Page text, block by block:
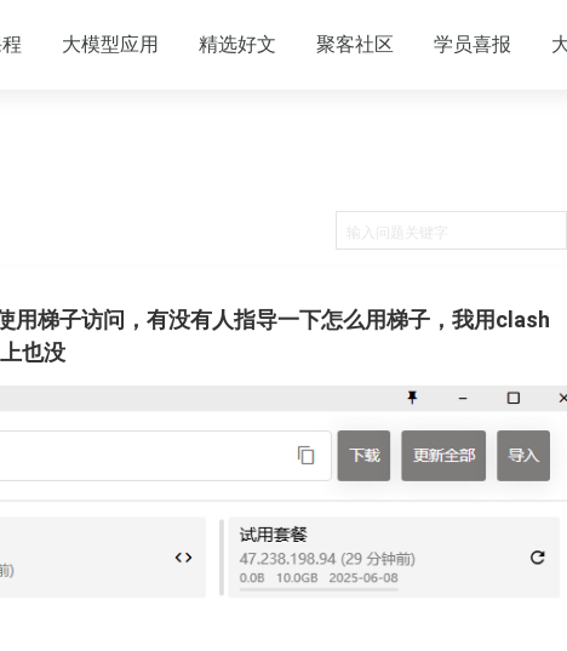
大模型应用 精选好文 聚客社区 学员喜报
梯子访问，有没有人指导一下怎么用梯子，我用clash
也没